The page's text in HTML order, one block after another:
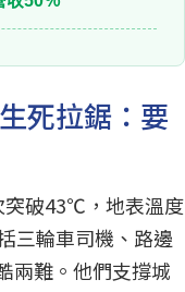
死拉鋸：要
突破43℃，地表溫度
三輪車司機、路邊
兩難。他們支撐城